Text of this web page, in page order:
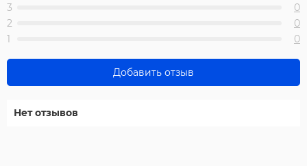
3
0
2
0
1
0
Добавить отзыв
Нет отзывов